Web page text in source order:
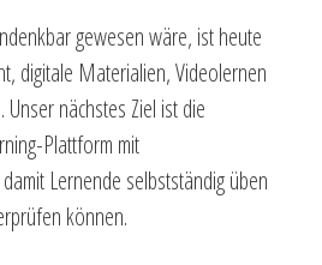
gewesen wäre, ist heute
digitale Materialien, Videolernen
nächstes Ziel ist die
Plattform mit
Lernende selbstständig üben
können.